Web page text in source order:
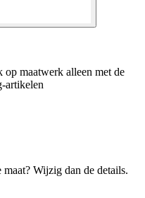
maatwerk alleen met de
artikelen
Wijzig dan de details.